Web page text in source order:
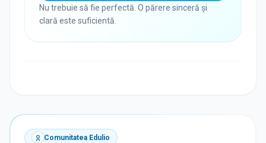
Nu trebuie să fie perfectă. O părere sinceră și
clară este suficientă.
Comunitatea Edulio